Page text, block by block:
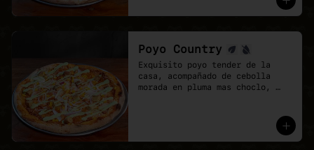
Poyo Country
Exquisito poyo tender de la
casa, acompañado de cebolla
morada en pluma mas choclo,